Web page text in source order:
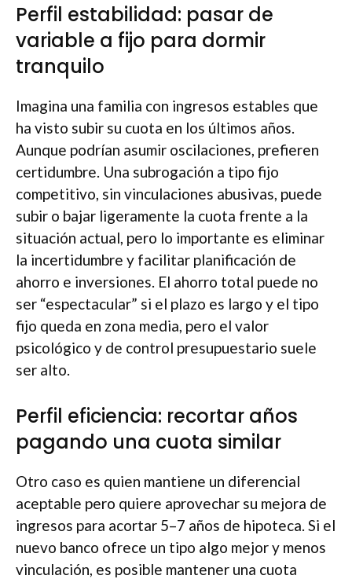
Perfil estabilidad: pasar de
variable a fijo para dormir
tranquilo
Imagina una familia con ingresos estables que
ha visto subir su cuota en los últimos años.
Aunque podrían asumir oscilaciones, prefieren
certidumbre. Una subrogación a tipo fijo
competitivo, sin vinculaciones abusivas, puede
subir o bajar ligeramente la cuota frente a la
situación actual, pero lo importante es eliminar
la incertidumbre y facilitar planificación de
ahorro e inversiones. El ahorro total puede no
ser “espectacular” si el plazo es largo y el tipo
fijo queda en zona media, pero el valor
psicológico y de control presupuestario suele
ser alto.
Perfil eficiencia: recortar años
pagando una cuota similar
Otro caso es quien mantiene un diferencial
aceptable pero quiere aprovechar su mejora de
ingresos para acortar 5–7 años de hipoteca. Si el
nuevo banco ofrece un tipo algo mejor y menos
vinculación, es posible mantener una cuota